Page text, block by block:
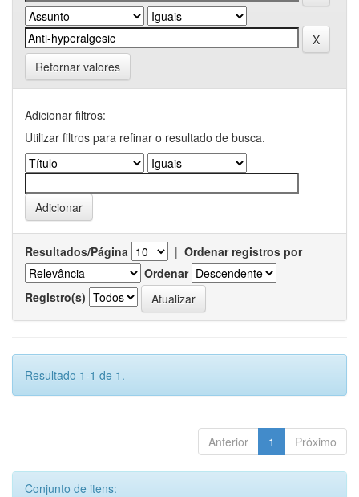
Retornar valores
Adicionar filtros:
Utilizar filtros para refinar o resultado de busca.
Resultados/Página | Ordenar registros por
Ordenar
Registro(s)
Resultado 1-1 de 1.
Anterior 1 Próximo
Conjunto de itens: